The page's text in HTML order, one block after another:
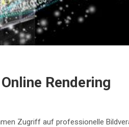
Rendering
Zugriff auf professionelle